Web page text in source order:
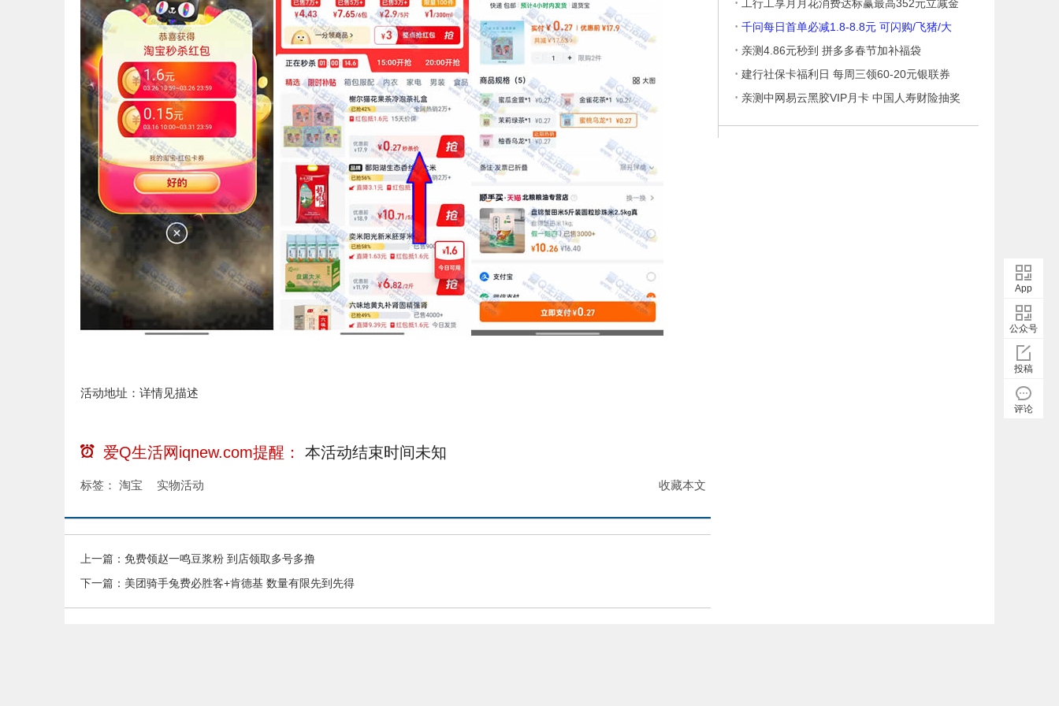
活动地址：详情见描述
爱Q生活网iqnew.com提醒： 本活动结束时间未知
收藏本文
标签： 淘宝 实物活动
上一篇： 免费领赵一鸣豆浆粉 到店领取多号多撸
下一篇： 美团骑手兔费必胜客+肯德基 数量有限先到先得
· 工行工享月月花消费达标赢最高352元立减金
· 千问每日首单必减1.8-8.8元 可闪购/飞猪/大
· 亲测4.86元秒到 拼多多春节加补福袋
· 建行社保卡福利日 每周三领60-20元银联券
· 亲测中网易云黑胶VIP月卡 中国人寿财险抽奖
App
公众号
投稿
评论